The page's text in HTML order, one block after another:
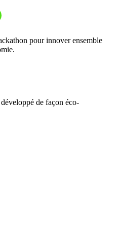
pour innover ensemble
de façon éco-